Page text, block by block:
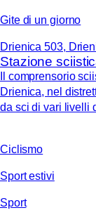
Gite di un giorno
Drienica 503,
Stazione
Il comprensorio
Drienica, nel
da sci di vari livelli
Ciclismo
Sport estivi
Sport